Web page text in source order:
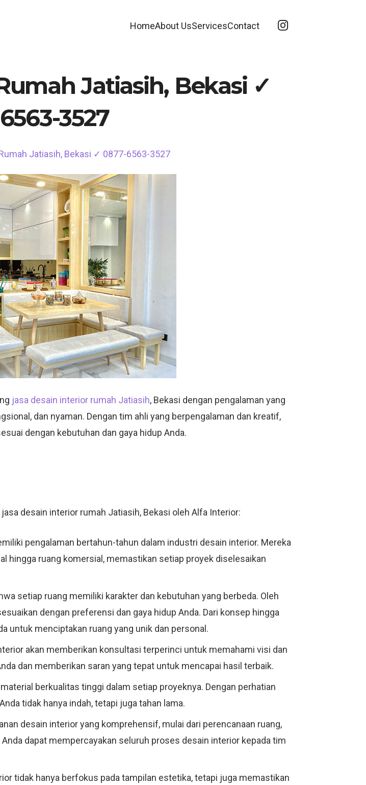
HomeAbout UsServicesContact
Jatiasih, Bekasi ✓
3527
Jatiasih, Bekasi ✓ 0877-6563-3527
jasa desain interior rumah Jatiasih, Bekasi dengan pengalaman yang
dan nyaman. Dengan tim ahli yang berpengalaman dan kreatif,
dengan kebutuhan dan gaya hidup Anda.
desain interior rumah Jatiasih, Bekasi oleh Alfa Interior:
pengalaman bertahun-tahun dalam industri desain interior. Mereka
hingga ruang komersial, memastikan setiap proyek diselesaikan
setiap ruang memiliki karakter dan kebutuhan yang berbeda. Oleh
dengan preferensi dan gaya hidup Anda. Dari konsep hingga
untuk menciptakan ruang yang unik dan personal.
akan memberikan konsultasi terperinci untuk memahami visi dan
dan memberikan saran yang tepat untuk mencapai hasil terbaik.
berkualitas tinggi dalam setiap proyeknya. Dengan perhatian
tidak hanya indah, tetapi juga tahan lama.
desain interior yang komprehensif, mulai dari perencanaan ruang,
dapat mempercayakan seluruh proses desain interior kepada tim
tidak hanya berfokus pada tampilan estetika, tetapi juga memastikan